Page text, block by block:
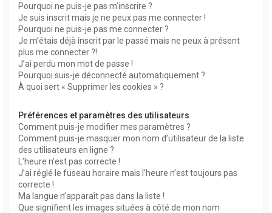
Pourquoi ne puis-je pas m’inscrire ?
Je suis inscrit mais je ne peux pas me connecter !
Pourquoi ne puis-je pas me connecter ?
Je m’étais déjà inscrit par le passé mais ne peux à présent
plus me connecter ?!
J’ai perdu mon mot de passe !
Pourquoi suis-je déconnecté automatiquement ?
À quoi sert « Supprimer les cookies » ?
Préférences et paramètres des utilisateurs
Comment puis-je modifier mes paramètres ?
Comment puis-je masquer mon nom d’utilisateur de la liste
des utilisateurs en ligne ?
L’heure n’est pas correcte !
J’ai réglé le fuseau horaire mais l’heure n’est toujours pas
correcte !
Ma langue n’apparaît pas dans la liste !
Que signifient les images situées à côté de mon nom